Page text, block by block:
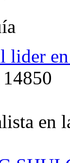
lider
en